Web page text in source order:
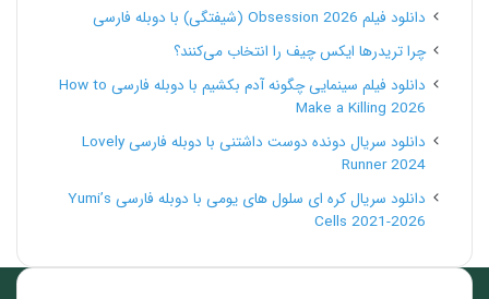
دانلود فیلم Obsession 2026 (شیفتگی) با دوبله فارسی
چرا تریدرها ایکس چیف را انتخاب می‌کنند؟
دانلود فیلم سینمایی چگونه آدم بکشیم با دوبله فارسی How to
Make a Killing 2026
دانلود سریال دونده دوست داشتنی با دوبله فارسی Lovely
Runner 2024
دانلود سریال کره ای سلول های یومی با دوبله فارسی Yumi’s
Cells 2021-2026